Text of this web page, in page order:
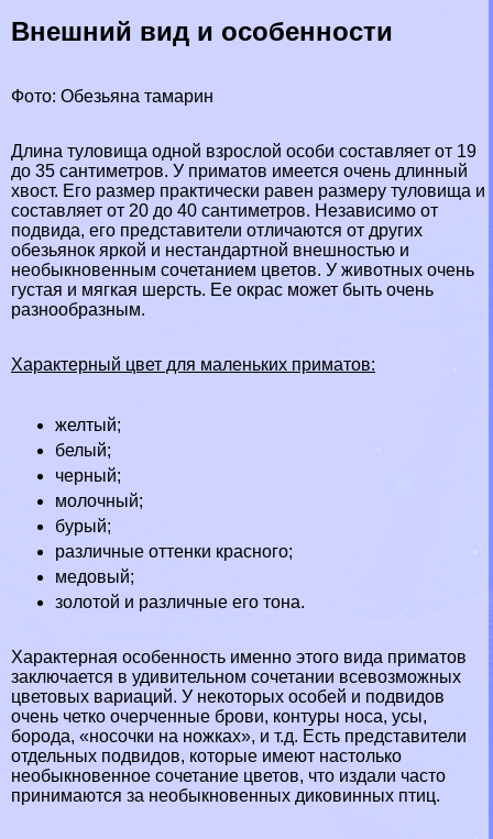
Внешний вид и особенности
Фото: Обезьяна тамарин
Длина туловища одной взрослой особи составляет от 19
до 35 сантиметров. У приматов имеется очень длинный
хвост. Его размер пpaктически равен размеру туловища и
составляет от 20 до 40 сантиметров. Независимо от
подвида, его представители отличаются от других
обезьянок яркой и нестандартной внешностью и
необыкновенным сочетанием цветов. У животных очень
густая и мягкая шерсть. Ее окрас может быть очень
разнообразным.
Хаpaктерный цвет для маленьких приматов:
желтый;
белый;
черный;
молочный;
бурый;
различные оттенки красного;
медовый;
золотой и различные его тона.
Хаpaктерная особенность именно этого вида приматов
заключается в удивительном сочетании всевозможных
цветовых вариаций. У некоторых особей и подвидов
очень четко очерченные брови, контуры носа, усы,
борода, «носочки на ножках», и т.д. Есть представители
отдельных подвидов, которые имеют настолько
необыкновенное сочетание цветов, что издали часто
принимаются за необыкновенных диковинных птиц.